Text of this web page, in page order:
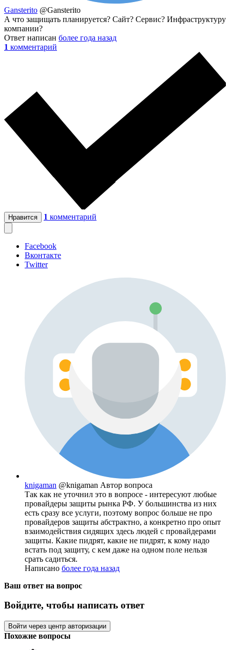
Gansterito @Gansterito
А что защищать планируется? Сайт? Сервис? Инфраструктуру
компании?
Ответ написан более года назад
1 комментарий
Нравится 1 комментарий
Facebook
Вконтакте
Twitter
knigaman @knigaman Автор вопроса
Так как не уточнил это в вопросе - интересуют любые
провайдеры защиты рынка РФ. У большинства из них
есть сразу все услуги, поэтому вопрос больше не про
провайдеров защиты абстрактно, а конкретно про опыт
взаимодействия сидящих здесь людей с провайдерами
защиты. Какие пидрят, какие не пидрят, к кому надо
встать под защиту, с кем даже на одном поле нельзя
срать садиться.
Написано более года назад
Ваш ответ на вопрос
Войдите, чтобы написать ответ
Войти через центр авторизации
Похожие вопросы